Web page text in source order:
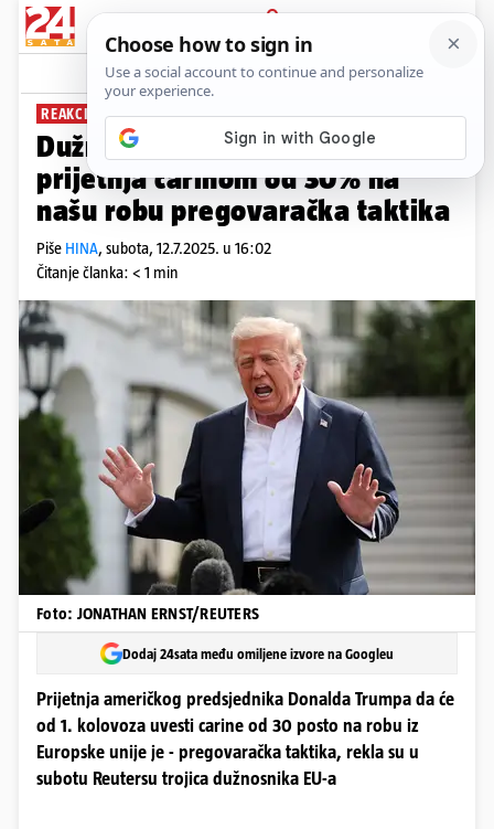
PRIJAVA
News Komentari
REAKCIJE
Dužnosnici EU-a: Trumpova
prijetnja carinom od 30% na
našu robu pregovaračka taktika
Piše HINA, subota, 12.7.2025. u 16:02
Čitanje članka: < 1 min
Foto: JONATHAN ERNST/REUTERS
Dodaj 24sata među omiljene izvore na Googleu
Prijetnja američkog predsjednika Donalda Trumpa da će
od 1. kolovoza uvesti carine od 30 posto na robu iz
Europske unije je - pregovaračka taktika, rekla su u
subotu Reutersu trojica dužnosnika EU-a